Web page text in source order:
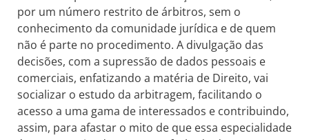
por um número restrito de árbitros, sem o
conhecimento da comunidade jurídica e de quem
não é parte no procedimento. A divulgação das
decisões, com a supressão de dados pessoais e
comerciais, enfatizando a matéria de Direito, vai
socializar o estudo da arbitragem, facilitando o
acesso a uma gama de interessados e contribuindo,
assim, para afastar o mito de que essa especialidade